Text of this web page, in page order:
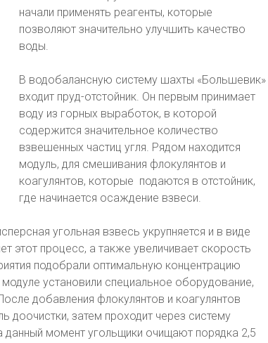
начали применять реагенты, которые
позволяют значительно улучшить качество
воды.
В водобалансную систему шахты «Большевик»
входит пруд-отстойник. Он первым принимает
воду из горных выработок, в которой
содержится значительное количество
взвешенных частиц угля. Рядом находится
модуль, для смешивания флокулянтов и
коагулянтов, которые подаются в отстойник,
где начинается осаждение взвеси.
угольная взвесь укрупняется и в виде
этот процесс, а также увеличивает скорость
подобрали оптимальную концентрацию
установили специальное оборудование,
добавления флокулянтов и коагулянтов
доочистки, затем проходит через систему
момент угольщики очищают порядка 2,5